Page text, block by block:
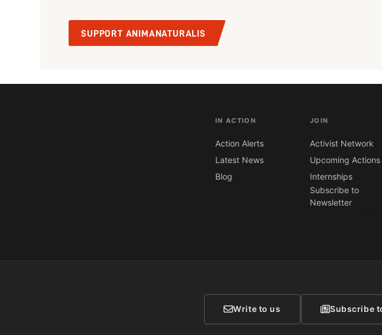
SUPPORT ANIMANATURALIS
IN ACTION
Action Alerts
Latest News
Blog
JOIN
Activist Network
Upcoming Actions
Internships
Subscribe to
Newsletter
Write to us Subscribe